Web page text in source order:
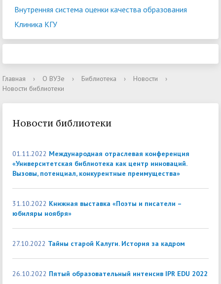
Внутренняя система оценки качества образования
Клиника КГУ
Главная › О ВУЗе › Библиотека › Новости
›
Новости библиотеки
Новости библиотеки
01.11.2022 Международная отраслевая конференция
«Университетская библиотека как центр инноваций.
Вызовы, потенциал, конкурентные преимущества»
31.10.2022 Книжная выставка «Поэты и писатели –
юбиляры ноября»
27.10.2022 Тайны старой Калуги. История за кадром
26.10.2022 Пятый образовательный интенсив IPR EDU 2022